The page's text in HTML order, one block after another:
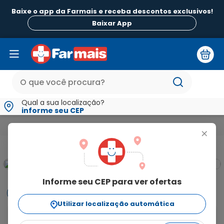
Baixe o app da Farmais e receba descontos exclusivos!
Baixar App
Qual a sua localização?
informe seu CEP
+
Informe seu CEP para ver ofertas
Utilizar localização automática
Informações
A Mamadeira MAM First 130ml Bebê Saúde é ideal para